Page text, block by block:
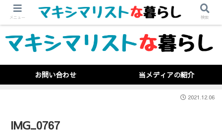
お問い合わせ 当メディアの紹介
IMG_0767
2021.12.06
メニュー 検索